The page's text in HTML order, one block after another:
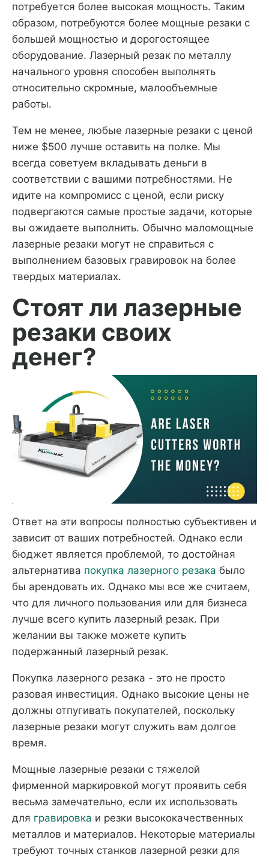
потребуется более высокая мощность. Таким
образом, потребуются более мощные резаки с
большей мощностью и дорогостоящее
оборудование. Лазерный резак по металлу
начального уровня способен выполнять
относительно скромные, малообъемные
работы.
Тем не менее, любые лазерные резаки с ценой
ниже $500 лучше оставить на полке. Мы
всегда советуем вкладывать деньги в
соответствии с вашими потребностями. Не
идите на компромисс с ценой, если риску
подвергаются самые простые задачи, которые
вы ожидаете выполнить. Обычно маломощные
лазерные резаки могут не справиться с
выполнением базовых гравировок на более
твердых материалах.
Стоят ли лазерные
резаки своих
денег?
Ответ на эти вопросы полностью субъективен и
зависит от ваших потребностей. Однако если
бюджет является проблемой, то достойная
альтернатива покупка лазерного резака было
бы арендовать их. Однако мы все же считаем,
что для личного пользования или для бизнеса
лучше всего купить лазерный резак. При
желании вы также можете купить
подержанный лазерный резак.
Покупка лазерного резака - это не просто
разовая инвестиция. Однако высокие цены не
должны отпугивать покупателей, поскольку
лазерные резаки могут служить вам долгое
время.
Мощные лазерные резаки с тяжелой
фирменной маркировкой могут проявить себя
весьма замечательно, если их использовать
для гравировка и резки высококачественных
металлов и материалов. Некоторые материалы
требуют точных станков лазерной резки для